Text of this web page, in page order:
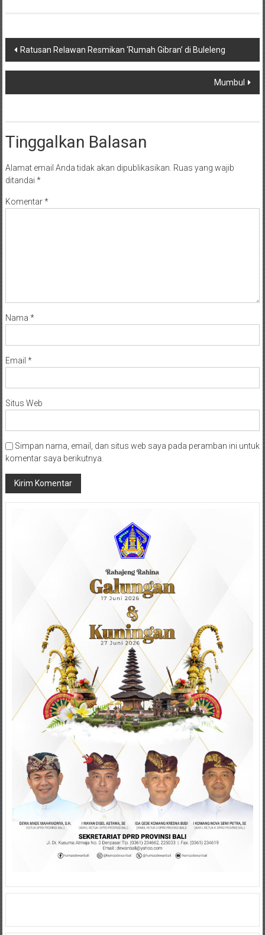
Navigasi
pos
Ratusan Relawan Resmikan ‘Rumah Gibran’ di Buleleng
Mumbul
Tinggalkan Balasan
Alamat email Anda tidak akan dipublikasikan. Ruas yang wajib
ditandai *
Komentar*
Nama *
Email *
Situs Web
Simpan nama, email, dan situs web saya pada peramban ini untuk
komentar saya berikutnya.